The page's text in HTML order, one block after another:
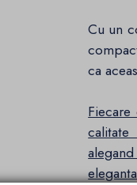
Cu un
ca